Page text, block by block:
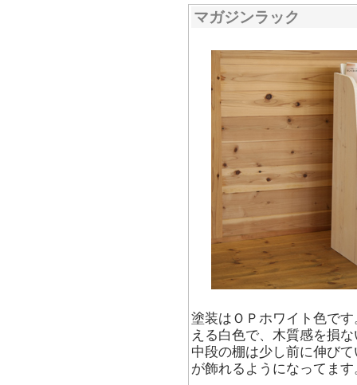
マガジンラック
塗装はＯＰホワイト色で
える白色で、木質感を損
中段の棚は少し前に伸び
が飾れるようになってます